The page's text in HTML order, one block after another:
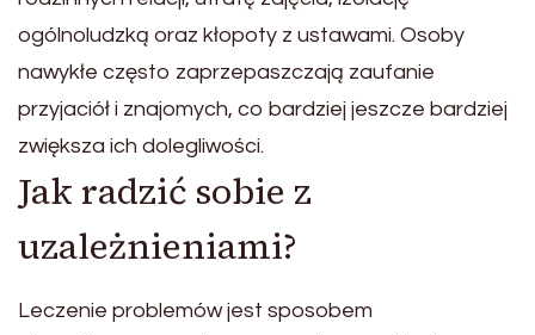
ogólnoludzką oraz kłopoty z ustawami. Osoby
nawykłe często zaprzepaszczają zaufanie
przyjaciół i znajomych, co bardziej jeszcze bardziej
zwiększa ich dolegliwości.
Jak radzić sobie z
uzależnieniami?
Leczenie problemów jest sposobem